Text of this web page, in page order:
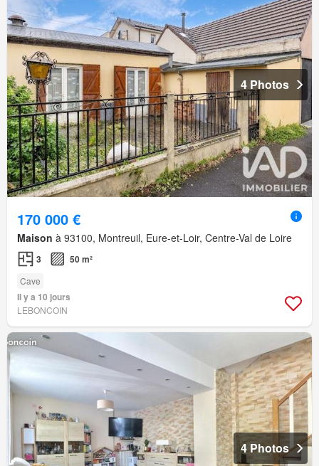
4 Photos
170 000 €
Maison à 93100, Montreuil, Eure-et-Loir, Centre-Val de Loire
3 50 m²
Cave
Il y a 10 jours
LEBONCOIN
4 Photos